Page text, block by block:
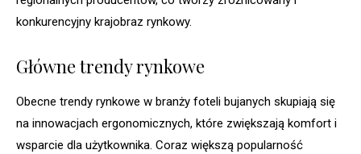
konkurencyjny krajobraz rynkowy.
Główne trendy rynkowe
Obecne trendy rynkowe w branży foteli bujanych skupiają się
na innowacjach ergonomicznych, które zwiększają komfort i
wsparcie dla użytkownika. Coraz większą popularność